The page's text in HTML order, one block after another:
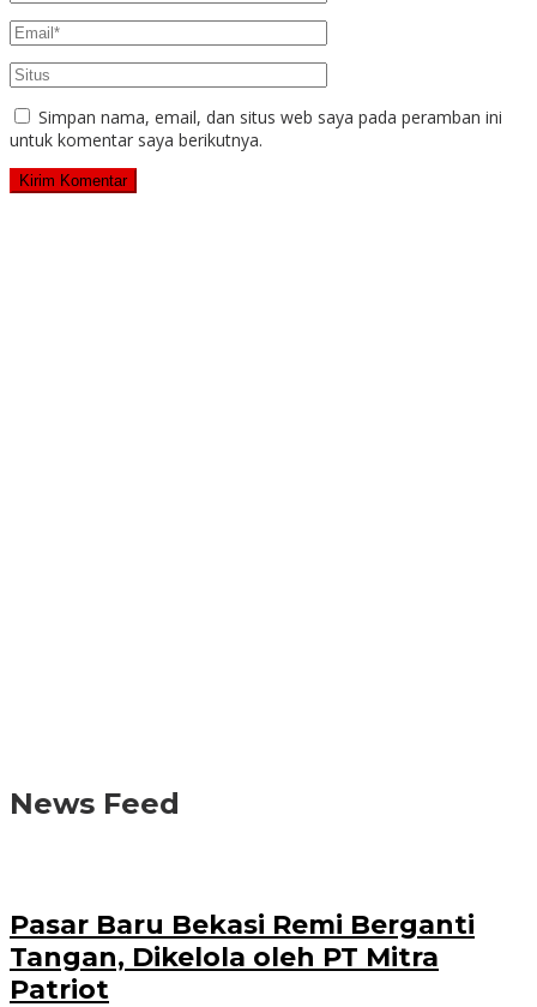
Simpan nama, email, dan situs web saya pada peramban ini
untuk komentar saya berikutnya.
News Feed
Pasar Baru Bekasi Remi Berganti
Tangan, Dikelola oleh PT Mitra
Patriot